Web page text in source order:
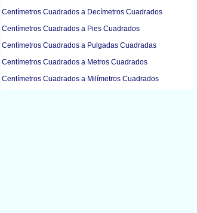
Centímetros Cuadrados a Decímetros Cuadrados
Centímetros Cuadrados a Pies Cuadrados
Centímetros Cuadrados a Pulgadas Cuadradas
Centímetros Cuadrados a Metros Cuadrados
Centímetros Cuadrados a Milímetros Cuadrados